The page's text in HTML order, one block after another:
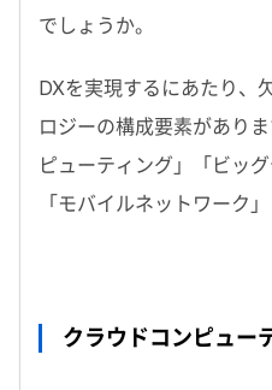
でしょうか。
DXを実現するにあたり、
ロジーの構成要素があり
ピューティング」「ビッ
「モバイルネットワーク
クラウドコンピュー